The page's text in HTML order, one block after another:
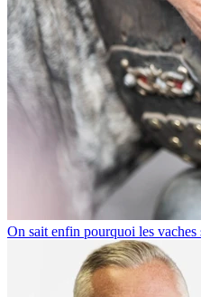
On sait enfin pourquoi les vaches